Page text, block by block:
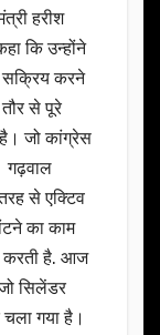
हरीश
कि उन्होंने
सक्रिय करने
से पूरे
है। जो कांग्रेस
गढ़वाल
से एक्टिव
का काम
करती है. आज
सिलेंडर
गया है।